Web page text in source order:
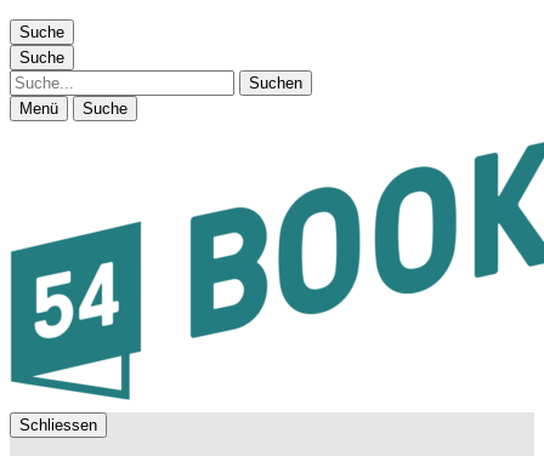
Suche
Suche
Suche
Menü Suche
Schliessen